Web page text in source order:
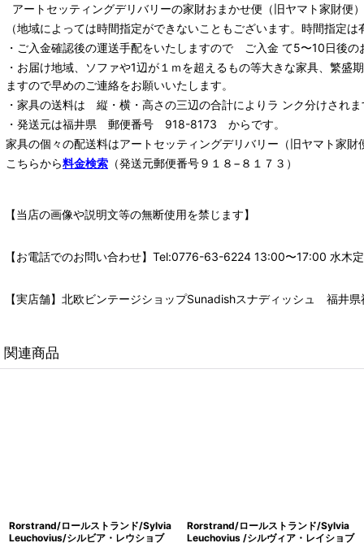
アートセッティングデリバリーの家財おまかせ便 （旧ヤマト家財便
（地域によっては時間指定ができないこともございます。時間指定
・ご入金確認後の運送手配をいたしますので ご入金 て5〜10日後の
・お届け地域、ソファや1辺が１ｍを超えるもの等大きな家具、繁
ますので早めのご連絡をお願いいたします。
・家具の送料は 縦・横・高さの三辺の合計によりラ ンク分けされま
・発送元は福井県 郵便番号 918-8173 からです。
家具の個々の配送料はアートセッティングデリバリー （旧ヤマト家財
こちらから料金検索 （発送元郵便番号９１８−８１７３）
【当店の画像や説明文等の無断使用を禁じます】
【お電話でのお問い合わせ】Tel:0776-63-6224 13:00〜17:00 水木
【実店舗】北欧ビンテージショップSunadishスナディッシュ 福井
関連商品
Rorstrand/ロールストランド/Sylvia
Leuchovius/シルビア・レウショブ
Rorstrand/ロールストランド/Sylvia
Leuchovius /シルヴィア・レイショブ